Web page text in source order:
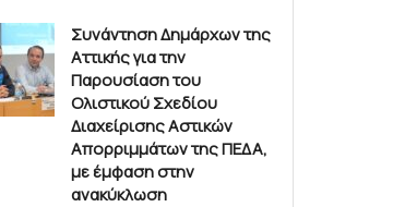
Συνάντηση Δημάρχων της
Αττικής για την
Παρουσίαση του
Ολιστικού Σχεδίου
Διαχείρισης Αστικών
Απορριμμάτων της ΠΕΔΑ,
με έμφαση στην
ανακύκλωση